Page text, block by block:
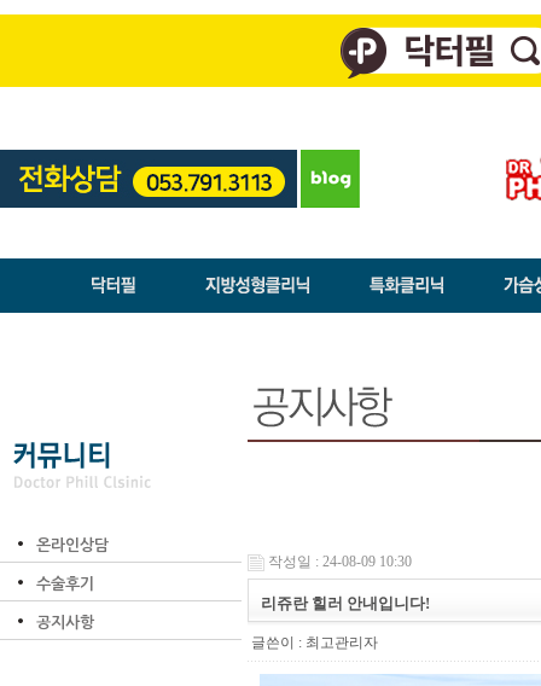
온라인상담
수술후기
공지사항
작성일 : 24-08-09 10:30
리쥬란 힐러 안내입니다!
글쓴이 : 최고관리자